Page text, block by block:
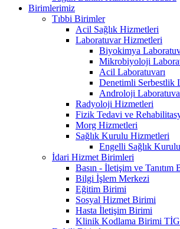
Birimlerimiz
Tıbbi Birimler
Acil Sağlık Hizmetleri
Laboratuvar Hizmetleri
Biyokimya
Mikrobiyoloji
Acil Laboratuvarı
Denetimli Serbestlik
Androloji
Radyoloji Hizmetleri
Fizik Tedavi ve
Morg Hizmetleri
Sağlık Kurulu Hizmetleri
Engelli Sağlık Kurulu
İdari Hizmet Birimleri
Basın - İletişim ve Tanıtım
Bilgi İşlem Merkezi
Eğitim Birimi
Sosyal Hizmet Birimi
Hasta İletişim Birimi
Klinik Kodlama Birimi TİG